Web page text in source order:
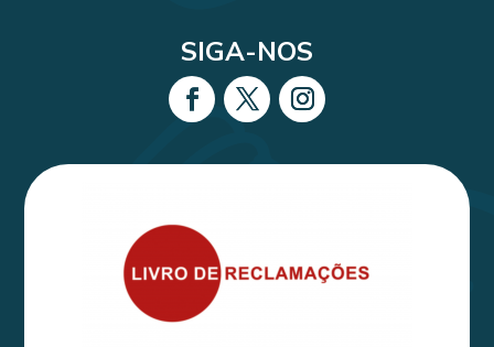
SIGA-NOS